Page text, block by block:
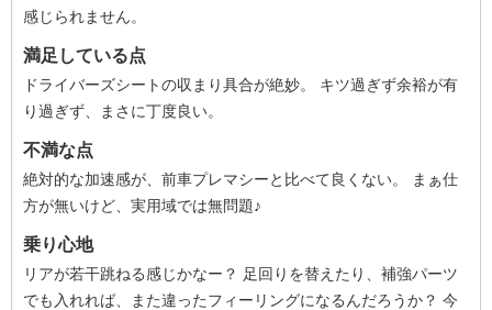
感じられません。
満足している点
ドライバーズシートの収まり具合が絶妙。 キツ過ぎず余裕が有
り過ぎず、まさに丁度良い。
不満な点
絶対的な加速感が、前車プレマシーと比べて良くない。 まぁ仕
方が無いけど、実用域では無問題♪
乗り心地
リアが若干跳ねる感じかなー？ 足回りを替えたり、補強パーツ
でも入れれば、また違ったフィーリングになるんだろうか？ 今